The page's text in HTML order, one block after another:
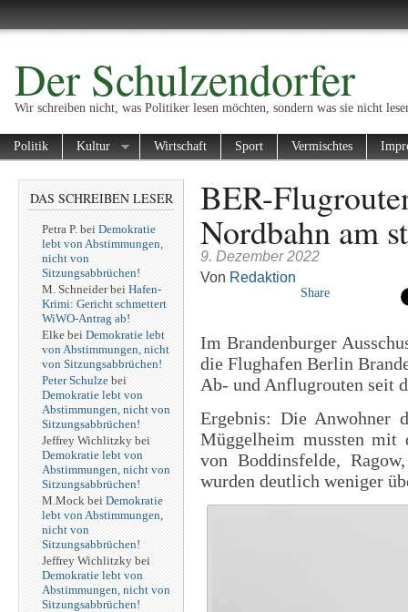
Der Schulzendorfer
Wir schreiben nicht, was Politiker lesen möchten, sondern was sie nicht
Politik Kultur Wirtschaft Sport Vermischtes
DAS SCHREIBEN LESER
Petra P. bei Demokratie
lebt von Abstimmungen,
nicht von
Sitzungsabbrüchen!
M. Schneiderbei Hafen-
Krimi: Gericht schmettert
WiWO-Antrag ab!
Elke bei Demokratie lebt
von Abstimmungen, nicht
von Sitzungsabbrüchen!
Peter Schulze bei
Demokratie lebt von
Abstimmungen, nicht von
Sitzungsabbrüchen!
Jeffrey Wichlitzky bei
Demokratie lebt von
Abstimmungen, nicht von
Sitzungsabbrüchen!
M.Mock bei Demokratie
lebt von Abstimmungen,
nicht von
Sitzungsabbrüchen!
Jeffrey Wichlitzky bei
Demokratie lebt von
Abstimmungen, nicht von
Sitzungsabbrüchen!
BER-
Nordbahn am
9. Dezember 2022
Von Redaktion
Share
Im Brandenburger
die Flughafen Berlin
Ab- und Anflugrouten seit
Ergebnis: Die Anwohner
Müggelheim mussten mit
von Boddinsfelde,
wurden deutlich weniger